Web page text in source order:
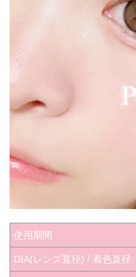
使用期間
DIA(レンズ直径) / 着色直径